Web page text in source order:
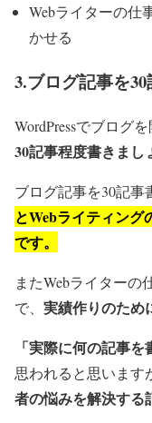
Webライターの仕
かせる
3.ブログ記事を30
WordPressでブログ
30記事程度書きまし
ブログ記事を30記事
とWebライティン
です。
またWebライター
で、 実績作りのため
「実際に何の記事を
思われると思います
者の悩みを解決する